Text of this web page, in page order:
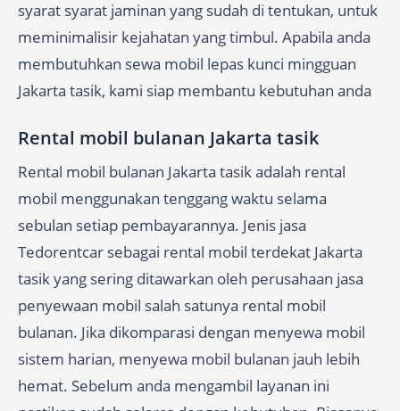
syarat syarat jaminan yang sudah di tentukan, untuk
meminimalisir kejahatan yang timbul. Apabila anda
membutuhkan sewa mobil lepas kunci mingguan
Jakarta tasik, kami siap membantu kebutuhan anda
Rental mobil bulanan Jakarta tasik
Rental mobil bulanan Jakarta tasik adalah rental
mobil menggunakan tenggang waktu selama
sebulan setiap pembayarannya. Jenis jasa
Tedorentcar sebagai rental mobil terdekat Jakarta
tasik yang sering ditawarkan oleh perusahaan jasa
penyewaan mobil salah satunya rental mobil
bulanan. Jika dikomparasi dengan menyewa mobil
sistem harian, menyewa mobil bulanan jauh lebih
hemat. Sebelum anda mengambil layanan ini